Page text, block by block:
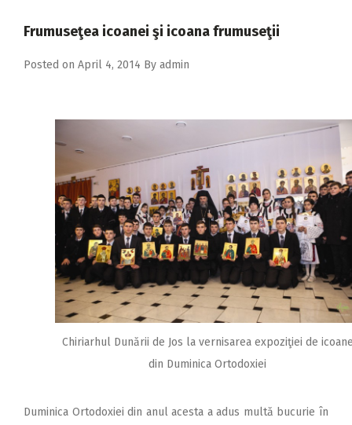
2017
2016
Frumuseţea icoanei şi icoana frumuseţii
Posted on April 4, 2014 By admin
Chiriarhul Dunării de Jos la vernisarea expoziţiei de
din Duminica Ortodoxiei
Duminica Ortodoxiei din anul acesta a adus multă bucurie în